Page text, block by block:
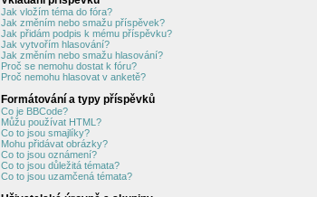
Jak vložím téma do fóra?
Jak změním nebo smažu příspěvek?
Jak přidám podpis k mému příspěvku?
Jak vytvořím hlasování?
Jak změním nebo smažu hlasování?
Proč se nemohu dostat k fóru?
Proč nemohu hlasovat v anketě?
Formátování a typy příspěvků
Co je BBCode?
Můžu používat HTML?
Co to jsou smajlíky?
Mohu přidávat obrázky?
Co to jsou oznámení?
Co to jsou důležitá témata?
Co to jsou uzamčená témata?